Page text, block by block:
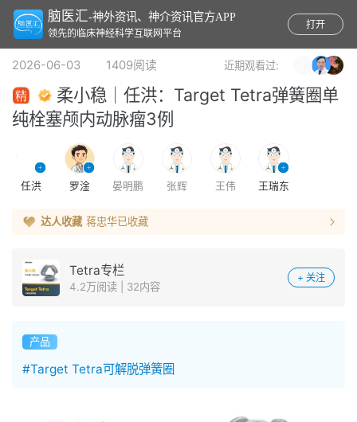
脑医汇-神外资讯、神介资讯官方APP
领先的临床神经科学互联网平台
打开
2026-06-03 1409阅读 近期观看过:
柔小稳｜任洪：Target Tetra弹簧圈单
纯栓塞颅内动脉瘤3例
任洪 罗淦 晏明鹏 张辉 王伟 王瑞东
达人收藏 蒋忠华已收藏
Tetra专栏
4.2万阅读 | 32内容
+ 关注
产品
#Target Tetra可解脱弹簧圈